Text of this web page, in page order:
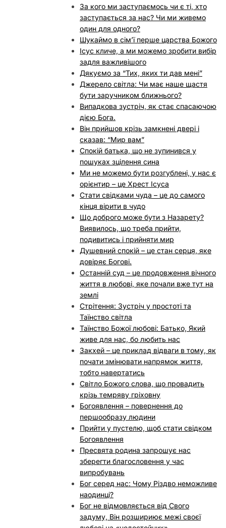
За кого ми заступаємось чи є ті, хто
заступається за нас? Чи ми живемо
один для одного?
Шукаймо в сімʼї перше царства Божого
Ісус кличе, а ми можемо зробити вибір
задля важливішого
Дякуємо за “Тих, яких ти дав мені”
Джерело світла: Чи має наше щастя
бути заручником ближнього?
Випадкова зустріч, як стає спасаючою
дією Бога.
Він прийшов крізь замкнені двері і
сказав: “Мир вам”
Спокій батька, що не зупинився у
пошуках зцілення сина
Ми не можемо бути розгублені, у нас є
орієнтир – це Хрест Ісуса
Стати свідками чуда – це до самого
кінця вірити в чудо
Що доброго може бути з Назарету?
Виявилось, що треба прийти,
подивитись і прийняти мир
Душевний спокій – це стан серця, яке
довіряє Богові.
Останній суд – це продовження вічного
життя в любові, яке почали вже тут на
землі
Стрітення: Зустріч у простоті та
Таїнство світла
Таїнство Божої любові: Батько, Який
живе для нас, бо любить нас
Закхей – це приклад відваги в тому, як
почати змінювати напрямок життя,
тобто навертатись
Світло Божого слова, що провадить
крізь темряву гріховну
Богоявлення – повернення до
першообразу людини
Прийти у пустелю, щоб стати свідком
Богоявлення
Пресвята родина запрошує нас
зберегти благословення у час
випробувань
Бог серед нас: Чому Різдво неможливе
наодинці?
Бог не відмовляється від Свого
задуму, Він розшириює межі своєї